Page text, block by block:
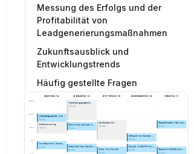
Messung des Erfolgs und der
Profitabilität von
Leadgenerierungsmaßnahmen
Zukunftsausblick und
Entwicklungstrends
Häufig gestellte Fragen